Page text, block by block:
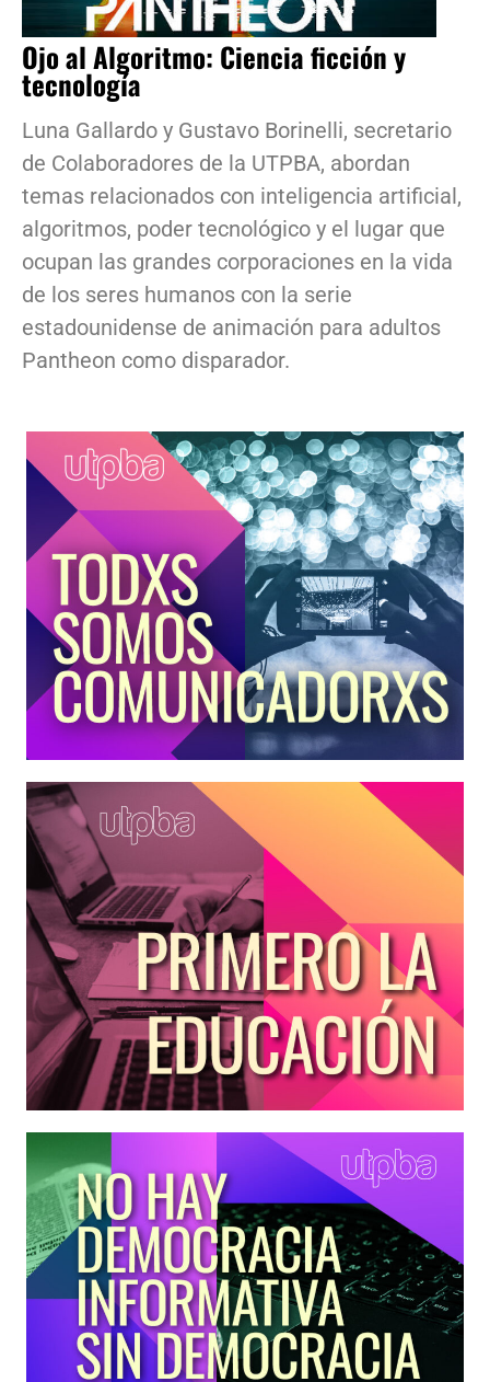
Ojo al Algoritmo: Ciencia ficción y
tecnología
Luna Gallardo y Gustavo Borinelli, secretario
de Colaboradores de la UTPBA, abordan
temas relacionados con inteligencia artificial,
algoritmos, poder tecnológico y el lugar que
ocupan las grandes corporaciones en la vida
de los seres humanos con la serie
estadounidense de animación para adultos
Pantheon como disparador.